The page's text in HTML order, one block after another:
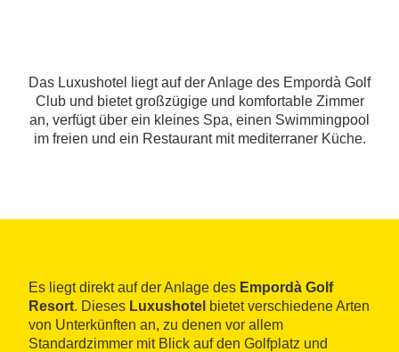
Das Luxushotel liegt auf der Anlage des Empordà Golf
Club und bietet großzügige und komfortable Zimmer
an, verfügt über ein kleines Spa, einen Swimmingpool
im freien und ein Restaurant mit mediterraner Küche.
Es liegt direkt auf der Anlage des Empordà Golf
Resort. Dieses Luxushotel bietet verschiedene Arten
von Unterkünften an, zu denen vor allem
Standardzimmer mit Blick auf den Golfplatz und